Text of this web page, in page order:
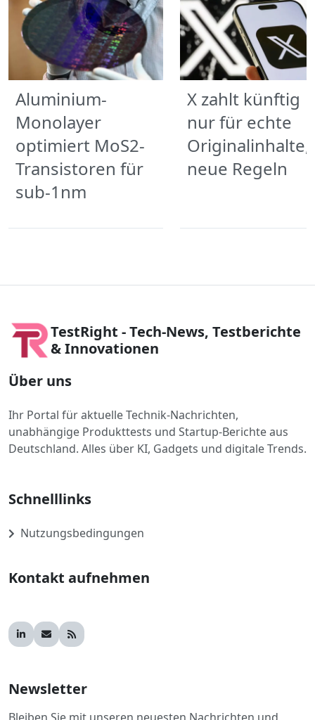
Aluminium-
Monolayer
optimiert MoS2-
Transistoren für
sub-1nm
X zahlt künftig
nur für echte
Originalinhalte,
neue Regeln
TestRight - Tech-News, Testberichte
& Innovationen
Über uns
Ihr Portal für aktuelle Technik-Nachrichten,
unabhängige Produkttests und Startup-Berichte aus
Deutschland. Alles über KI, Gadgets und digitale Trends.
Schnelllinks
Nutzungsbedingungen
Kontakt aufnehmen
Newsletter